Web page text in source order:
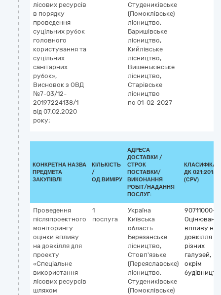
лісових ресурсів
в порядку
проведення
суцільних рубок
головного
користування та
суцільних
санітарних
рубок»,
Висновок з ОВД
№7-03/12-
20197224138/1
від 07.02.2020
року;
Студениківське
(Помоклівське)
лісництво,
Баришівське
лісництво,
Кийлівське
лісництво,
Вишеньківське
лісництво,
Старівське
лісництво
по 01-02-2027
КОНКРЕТНА НАЗВА
ПРЕДМЕТА
ЗАКУПІВЛІ
КІЛЬКІСТЬ
/
ОД.ВИМІРУ
АДРЕСА
ДОСТАВКИ /
СТРОК
ПОСТАВКИ/
ВИКОНАННЯ
РОБІТ/НАДАННЯ
ПОСЛУГ:
ДК 021:2015
(CPV)
Проведення
післяпроектного
моніторингу
оцінки впливу
на довкілля для
проекту
«Спеціальне
використання
лісових ресурсів
шляхом
1
послуга
Україна
Київська
область
Березанське
лісництво,
Стовп'язьке
(Переяславське)
лісництво,
Студениківське
(Помоклівське)
90711000-4
впливу на
довкілля
різних
галузей,
окрім